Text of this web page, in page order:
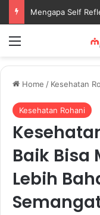
Home / Kesehatan
Kesehatan Rohani
Baik Bisa
Lebih